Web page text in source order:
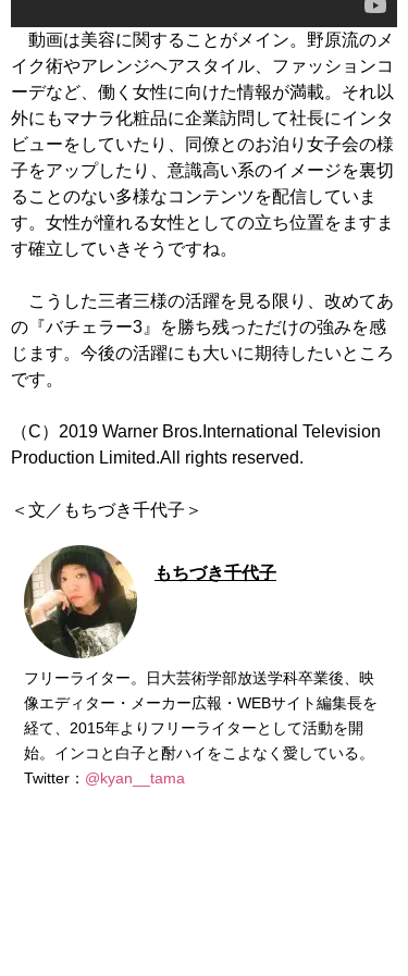
動画は美容に関することがメイン。野原流のメ
イク術やアレンジヘアスタイル、ファッションコ
ーデなど、働く女性に向けた情報が満載。それ以
外にもマナラ化粧品に企業訪問して社長にインタ
ビューをしていたり、同僚とのお泊り女子会の様
子をアップしたり、意識高い系のイメージを裏切
ることのない多様なコンテンツを配信していま
す。女性が憧れる女性としての立ち位置をますま
す確立していきそうですね。
こうした三者三様の活躍を見る限り、改めてあ
の『バチェラー3』を勝ち残っただけの強みを感
じます。今後の活躍にも大いに期待したいところ
です。
（C）2019 Warner Bros.International Television
Production Limited.All rights reserved.
＜文／もちづき千代子＞
もちづき千代子
フリーライター。日大芸術学部放送学科卒業後、映
像エディター・メーカー広報・WEBサイト編集長を
経て、2015年よりフリーライターとして活動を開
始。インコと白子と酎ハイをこよなく愛している。
Twitter： @kyan__tama